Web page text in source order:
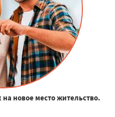
новое место жительство.